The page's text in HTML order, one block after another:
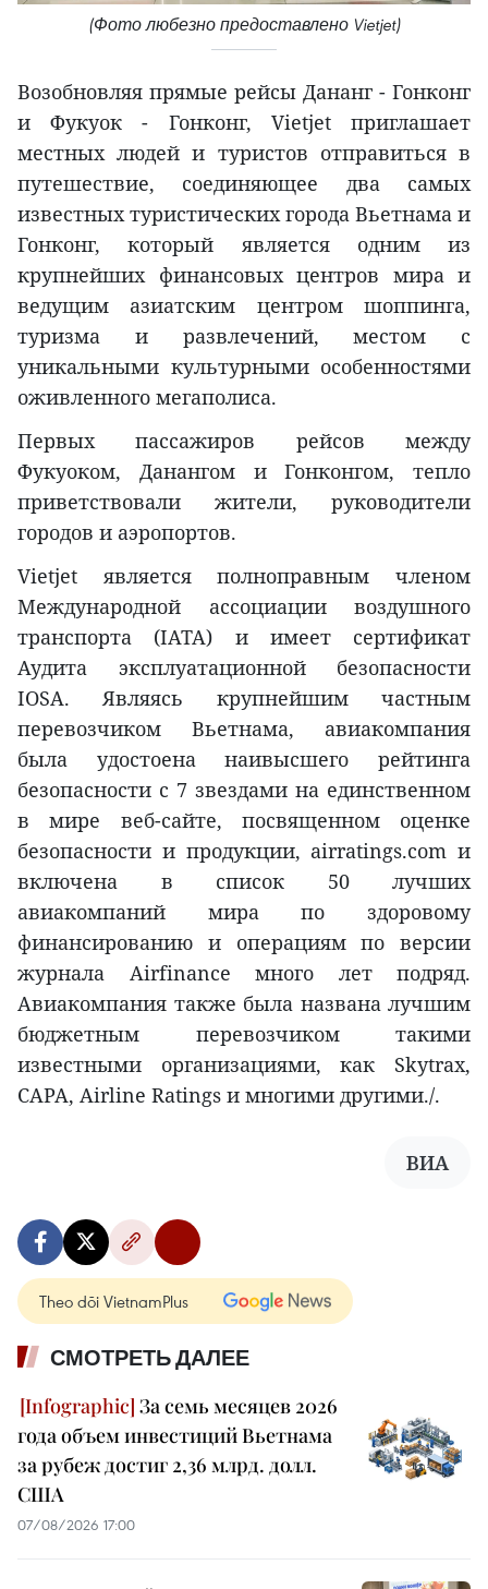
(Фото любезно предоставлено Vietjet)
Возобновляя прямые рейсы Дананг - Гонконг
и Фукуок - Гонконг, Vietjet приглашает
местных людей и туристов отправиться в
путешествие, соединяющее два самых
известных туристических города Вьетнама и
Гонконг, который является одним из
крупнейших финансовых центров мира и
ведущим азиатским центром шоппинга,
туризма и развлечений, местом с
уникальными культурными особенностями
оживленного мегаполиса.
Первых пассажиров рейсов между
Фукуоком, Данангом и Гонконгом, тепло
приветствовали жители, руководители
городов и аэропортов.
Vietjet является полноправным членом
Международной ассоциации воздушного
транспорта (IATA) и имеет сертификат
Аудита эксплуатационной безопасности
IOSA. Являясь крупнейшим частным
перевозчиком Вьетнама, авиакомпания
была удостоена наивысшего рейтинга
безопасности с 7 звездами на единственном
в мире веб-сайте, посвященном оценке
безопасности и продукции, airratings.com и
включена в список 50 лучших
авиакомпаний мира по здоровому
финансированию и операциям по версии
журнала Airfinance много лет подряд.
Авиакомпания также была названа лучшим
бюджетным перевозчиком такими
известными организациями, как Skytrax,
CAPA, Airline Ratings и многими другими./.
ВИА
Theo dõi VietnamPlus
СМОТРЕТЬ ДАЛЕЕ
За семь месяцев 2026
года объем инвестиций Вьетнама
за рубеж достиг 2,36 млрд. долл.
США
07/08/2026 17:00